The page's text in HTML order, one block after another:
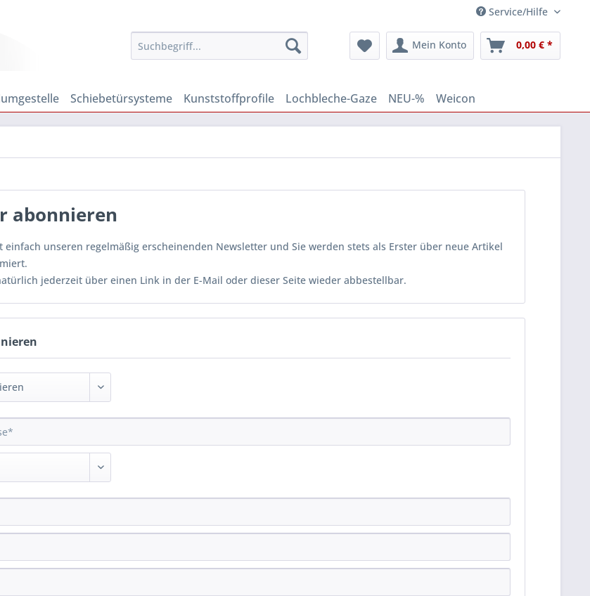
Service/Hilfe
Mein Konto 0,00 € *
Schiebetürsysteme Kunststoffprofile Lochbleche-Gaze NEU-% Weicon
abonnieren
einfach unseren regelmäßig erscheinenden Newsletter und Sie werden stets als Erster über neue Artikel
jederzeit über einen Link in der E-Mail oder dieser Seite wieder abbestellbar.